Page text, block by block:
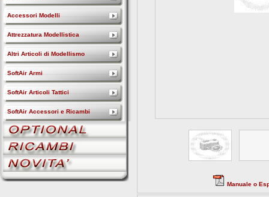
Accessori Modelli
Attrezzatura Modellistica
Altri Articoli di Modellismo
SoftAir Armi
SoftAir Articoli Tattici
SoftAir Accessori e Ricambi
Manuale o